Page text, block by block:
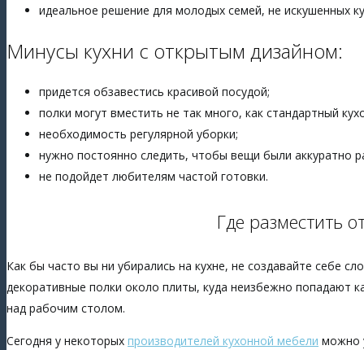
идеальное решение для молодых семей, не искушенных
Минусы кухни с открытым дизайном:
придется обзавестись красивой посудой;
полки могут вместить не так много, как стандартный
необходимость регулярной уборки;
нужно постоянно следить, чтобы вещи были аккуратно
не подойдет любителям частой готовки.
Где разместить
Как бы часто вы ни убирались на кухне, не создавайте себе
декоративные полки около плиты, куда неизбежно попадают
над рабочим столом.
Сегодня у некоторых производителей кухонной мебели можно